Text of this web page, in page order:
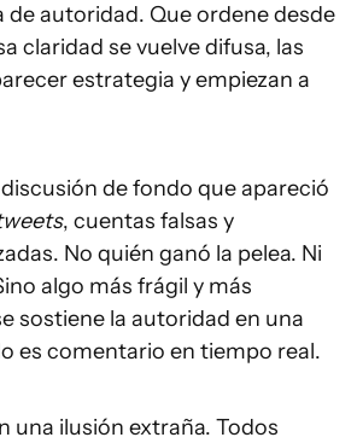
autoridad. Que ordene desde
claridad se vuelve difusa, las
estrategia y empiezan a
discusión de fondo que apareció
, cuentas falsas y
No quién ganó la pelea. Ni
algo más frágil y más
sostiene la autoridad en una
es comentario en tiempo real.
una ilusión extraña. Todos